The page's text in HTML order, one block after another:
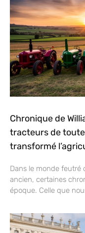
Chronique de
tracteurs de
transformé
Dans le monde feutré
ancien, certaines
époque. Celle que